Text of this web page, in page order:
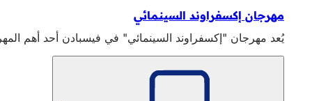
مهرجان إكسفراوند السينمائي
يُعد مهرجان "إكسفراوند السينمائي" في فيسبادن أحد أهم المهرجانات